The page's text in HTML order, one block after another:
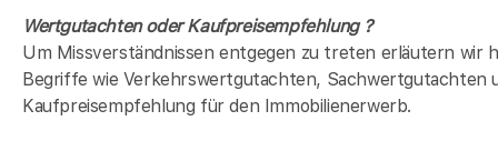
Wertgutachten oder Kaufpreisempfehlung ?
Um Missverständnissen entgegen zu treten erläutern wir
Begriffe wie Verkehrswertgutachten, Sachwertgutachten
Kaufpreisempfehlung für den Immobilienerwerb.